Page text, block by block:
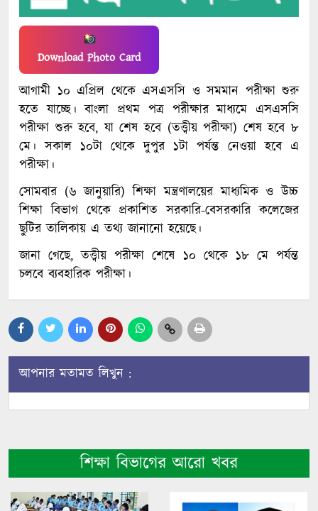
Download Photo Card
আগামী ১০ এপ্রিল থেকে এসএসসি ও সমমান পরীক্ষা শুরু
হতে যাচ্ছে। বাংলা প্রথম পত্র পরীক্ষার মাধ্যমে এসএসসি
পরীক্ষা শুরু হবে, যা শেষ হবে (তত্ত্বীয় পরীক্ষা) শেষ হবে ৮
মে। সকাল ১০টা থেকে দুপুর ১টা পর্যন্ত নেওয়া হবে এ
পরীক্ষা।
সোমবার (৬ জানুয়ারি) শিক্ষা মন্ত্রণালয়ের মাধ্যমিক ও উচ্চ
শিক্ষা বিভাগ থেকে প্রকাশিত সরকারি-বেসরকারি কলেজের
ছুটির তালিকায় এ তথ্য জানানো হয়েছে।
জানা গেছে, তত্ত্বীয় পরীক্ষা শেষে ১০ থেকে ১৮ মে পর্যন্ত
চলবে ব্যবহারিক পরীক্ষা।
আপনার মতামত লিখুন :
শিক্ষা বিভাগের আরো খবর